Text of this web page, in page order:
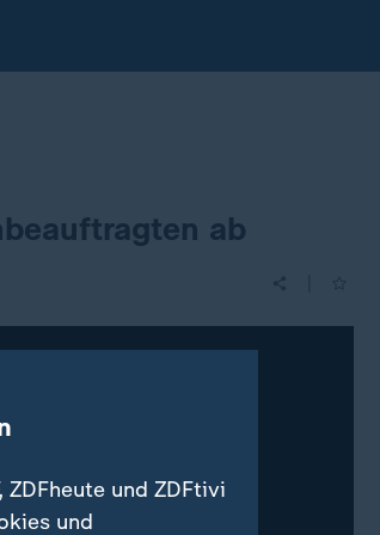
ab
und ZDFtivi
und